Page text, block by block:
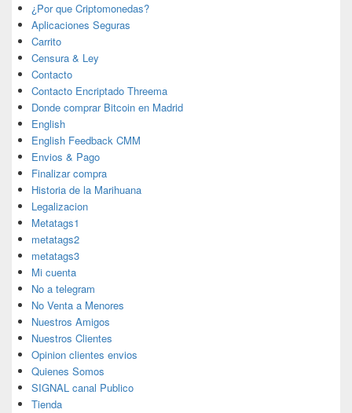
¿Por que Criptomonedas?
Aplicaciones Seguras
Carrito
Censura & Ley
Contacto
Contacto Encriptado Threema
Donde comprar Bitcoin en Madrid
English
English Feedback CMM
Envios & Pago
Finalizar compra
Historia de la Marihuana
Legalizacion
Metatags1
metatags2
metatags3
Mi cuenta
No a telegram
No Venta a Menores
Nuestros Amigos
Nuestros Clientes
Opinion clientes envios
Quienes Somos
SIGNAL canal Publico
Tienda